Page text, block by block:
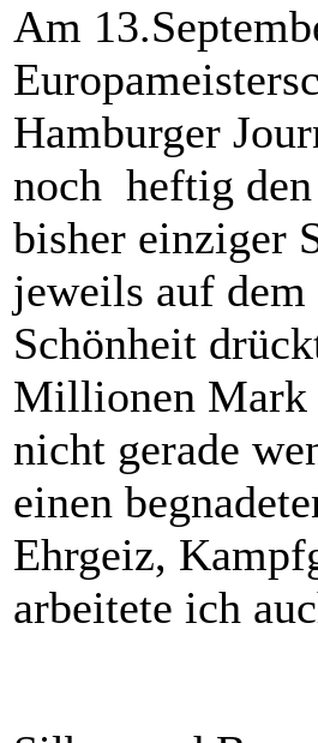
Am
Hamburger
noch heftig
bisher einziger
jeweils auf dem
Schönheit
Millionen Mark
nicht gerade
einen
Ehrgeiz,
arbeitete ich